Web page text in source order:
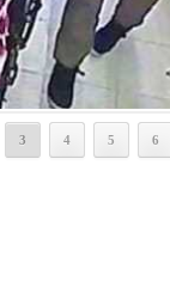
3 4 5 6